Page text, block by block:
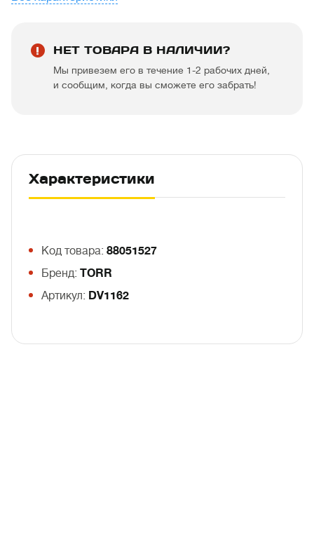
НЕТ ТОВАРА В НАЛИЧИИ?
Мы привезем его в течение 1-2 рабочих дней,
и сообщим, когда вы сможете его забрать!
Характеристики
Код товара: 88051527
Бренд: TORR
Артикул: DV1162